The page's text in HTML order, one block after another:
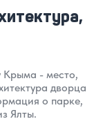
- место,
дворца
о парке,
Ялты.